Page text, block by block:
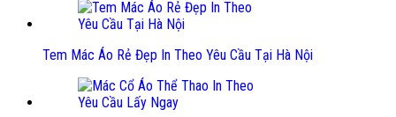
Tem Mác Áo Rẻ Đẹp In Theo Yêu Cầu Tại Hà Nội